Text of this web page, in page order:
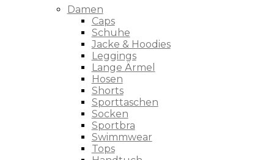
Damen
Caps
Schuhe
Jacke & Hoodies
Leggings
Lange Ärmel
Hosen
Shorts
Sporttaschen
Socken
Sportbra
Swimmwear
Tops